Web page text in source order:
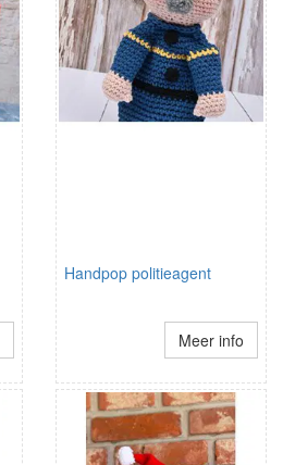
Handpop politieagent
Meer info